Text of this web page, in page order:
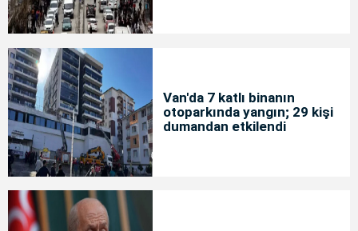
Van'da 7 katlı binanın
otoparkında yangın; 29 kişi
dumandan etkilendi